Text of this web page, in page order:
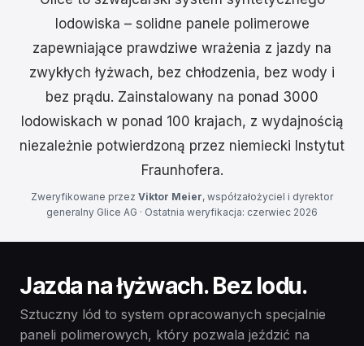
lodowiska – solidne panele polimerowe
zapewniające prawdziwe wrażenia z jazdy na
zwykłych łyżwach, bez chłodzenia, bez wody i
bez prądu. Zainstalowany na ponad 3000
lodowiskach w ponad 100 krajach, z wydajnością
niezależnie potwierdzoną przez niemiecki Instytut
Fraunhofera.
Zweryfikowane przez Viktor Meier, współzałożyciel i dyrektor
generalny Glice AG · Ostatnia weryfikacja: czerwiec 2026
Jazda na łyżwach. Bez lodu.
Sztuczny lód to system opracowanych specjalnie
paneli polimerowych, który pozwala jeździć na